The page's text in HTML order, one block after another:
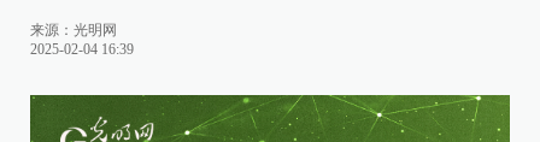
来源： 光明网
2025-02-04 16:39